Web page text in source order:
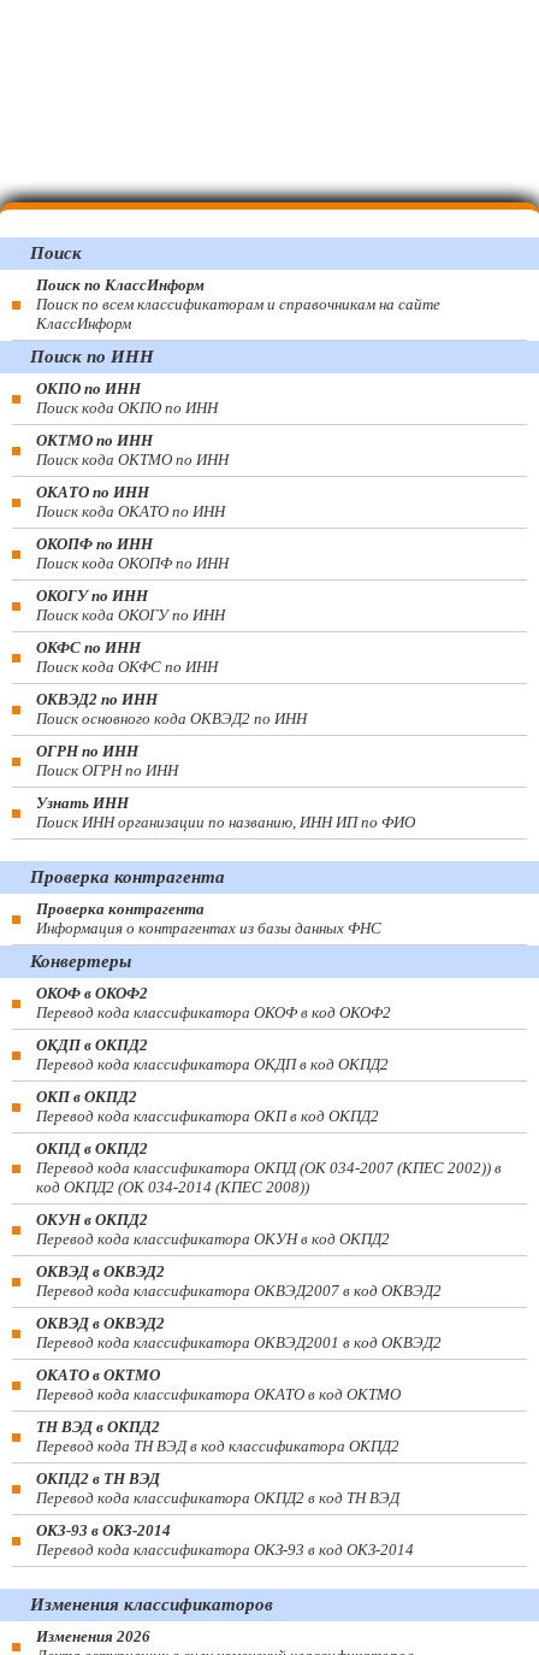
Поиск
Поиск по КлассИнформ
Поиск по всем классификаторам и справочникам на сайте
КлассИнформ
Поиск по ИНН
ОКПО по ИНН
Поиск кода ОКПО по ИНН
ОКТМО по ИНН
Поиск кода ОКТМО по ИНН
ОКАТО по ИНН
Поиск кода ОКАТО по ИНН
ОКОПФ по ИНН
Поиск кода ОКОПФ по ИНН
ОКОГУ по ИНН
Поиск кода ОКОГУ по ИНН
ОКФС по ИНН
Поиск кода ОКФС по ИНН
ОКВЭД2 по ИНН
Поиск основного кода ОКВЭД2 по ИНН
ОГРН по ИНН
Поиск ОГРН по ИНН
Узнать ИНН
Поиск ИНН организации по названию, ИНН ИП по ФИО
Проверка контрагента
Проверка контрагента
Информация о контрагентах из базы данных ФНС
Конвертеры
ОКОФ в ОКОФ2
Перевод кода классификатора ОКОФ в код ОКОФ2
ОКДП в ОКПД2
Перевод кода классификатора ОКДП в код ОКПД2
ОКП в ОКПД2
Перевод кода классификатора ОКП в код ОКПД2
ОКПД в ОКПД2
Перевод кода классификатора ОКПД (ОК 034-2007 (КПЕС 2002)) в
код ОКПД2 (ОК 034-2014 (КПЕС 2008))
ОКУН в ОКПД2
Перевод кода классификатора ОКУН в код ОКПД2
ОКВЭД в ОКВЭД2
Перевод кода классификатора ОКВЭД2007 в код ОКВЭД2
ОКВЭД в ОКВЭД2
Перевод кода классификатора ОКВЭД2001 в код ОКВЭД2
ОКАТО в ОКТМО
Перевод кода классификатора ОКАТО в код ОКТМО
ТН ВЭД в ОКПД2
Перевод кода ТН ВЭД в код классификатора ОКПД2
ОКПД2 в ТН ВЭД
Перевод кода классификатора ОКПД2 в код ТН ВЭД
ОКЗ-93 в ОКЗ-2014
Перевод кода классификатора ОКЗ-93 в код ОКЗ-2014
Изменения классификаторов
Изменения 2026